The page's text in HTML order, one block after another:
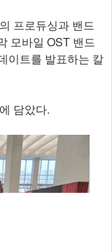
프로듀싱과 밴드
모바일 OST 밴드
이트를 발표하는 칼
담았다.